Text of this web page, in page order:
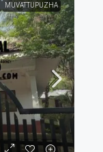
MUVATTUPUZHA